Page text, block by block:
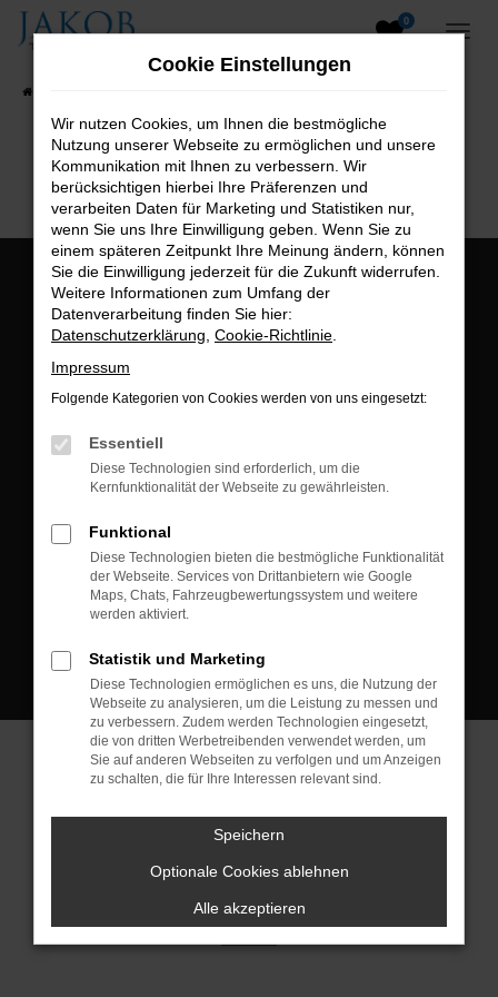
Zum
0
B2B-Shop
Öffnungszeiten:
Montag bis Freitag:
Postadresse:
Kontakt:
Tel.: +49 3745 760 90 20
Fax: +49 3745 760 90 21
Mail: fj@jakob-trading.com
Cookie Einstellungen
© 2026 Jakob Trading GmbH | Neustädter Straße 1 | DE-08223
Neustadt/Vogtland | fj@jakob-trading.com | Webdesign by audaris.de
Cookie Einstellungen
Wir nutzen Cookies, um Ihnen die bestmögliche
Nutzung unserer Webseite zu ermöglichen und unsere
Kommunikation mit Ihnen zu verbessern. Wir
berücksichtigen hierbei Ihre Präferenzen und
verarbeiten Daten für Marketing und Statistiken nur,
wenn Sie uns Ihre Einwilligung geben. Wenn Sie zu
einem späteren Zeitpunkt Ihre Meinung ändern, können
Sie die Einwilligung jederzeit für die Zukunft widerrufen.
Weitere Informationen zum Umfang der
Datenverarbeitung finden Sie hier:
Datenschutzerklärung Cookie-Richtlinie
Impressum
Folgende Kategorien von Cookies werden von uns eingesetzt:
Essentiell
Diese Technologien sind erforderlich, um die
Kernfunktionalität der Webseite zu gewährleisten.
Funktional
Diese Technologien bieten die bestmögliche Funktionalität
der Webseite. Services von Drittanbietern wie Google
Maps, Chats, Fahrzeugbewertungssystem und weitere
werden aktiviert.
Statistik und Marketing
Diese Technologien ermöglichen es uns, die Nutzung der
Webseite zu analysieren, um die Leistung zu messen und
zu verbessern. Zudem werden Technologien eingesetzt,
die von dritten Werbetreibenden verwendet werden, um
Sie auf anderen Webseiten zu verfolgen und um Anzeigen
zu schalten, die für Ihre Interessen relevant sind.
Speichern
Optionale Cookies ablehnen
Alle akzeptieren